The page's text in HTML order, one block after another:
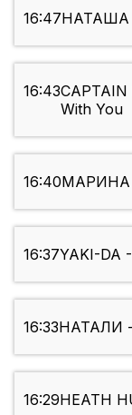
16:47НАТАША
16:43CAPTAIN
With You
16:40МАРИНА
16:37YAKI-DA
16:33НАТАЛИ -
16:29HEATH